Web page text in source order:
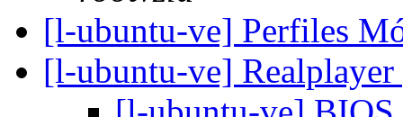
[l-ubuntu-ve] Perfiles
[l-ubuntu-ve]